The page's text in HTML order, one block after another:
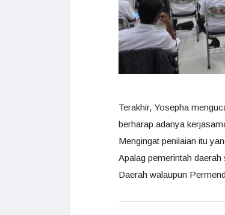
Terakhir, Yosepha
berharap adanya
Mengingat penilaian itu
Apalag pemerintah
Daerah walaupun